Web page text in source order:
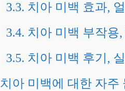
3.3. 치아 미백 효과,
3.4. 치아 미백 부작용
3.5. 치아 미백 후기,
치아 미백에 대한 자주